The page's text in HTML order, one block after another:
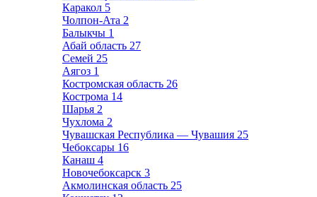
Каракол 5
Чолпон-Ата 2
Балыкчы 1
Абай область 27
Семей 25
Аягоз 1
Костромская область 26
Кострома 14
Шарья 2
Чухлома 2
Чувашская Республика — Чувашия 25
Чебоксары 16
Канаш 4
Новочебоксарск 3
Акмолинская область 25